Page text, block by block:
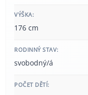
VÝŠKA:
176 cm
RODINNÝ STAV:
svobodný/á
POČET DĚTÍ: